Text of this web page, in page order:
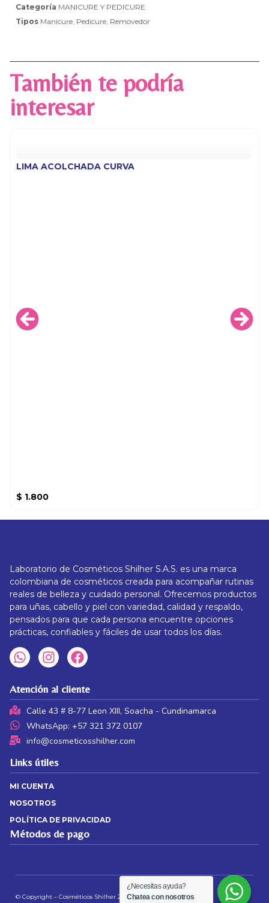
Categoría MANICURE Y PEDICURE
Tipos Manicure, Pedicure, Removedor
También te podría
interesar
LIMA ACOLCHADA CURVA
$ 1.800
Laboratorio de Cosméticos Shilher S.A.S. es una marca
colombiana de cosméticos creada para acompañar rutinas
reales de belleza y cuidado personal. Ofrecemos productos
para uñas, cabello y piel con variedad, calidad y respaldo,
pensados para que cada persona encuentre opciones
prácticas, confiables y fáciles de usar todos los días.
Atención al cliente
Calle 43 # 8-77 Leon XIII, Soacha - Cundinamarca
WhatsApp: +57 321 372 0107
info@cosmeticosshilher.com
Links útiles
MI CUENTA
NOSOTROS
POLÍTICA DE PRIVACIDAD
Métodos de pago
© Copyright – Cosméticos Shilher 2026 | Web byJS
¿Necesitas ayuda?
Chatea con nosotros